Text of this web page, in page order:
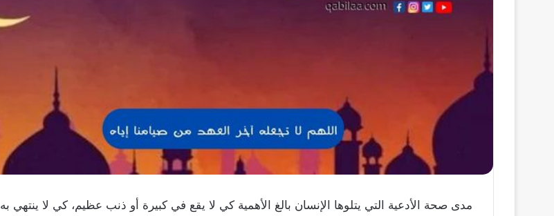
مدى صحة الأدعية التي يتلوها الإنسان بالغ الأهمية كي لا يقع في كبيرة أو ذنب عظيم، كي لا ينتهي به